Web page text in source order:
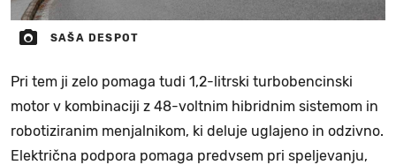
SAŠA DESPOT
Pri tem ji zelo pomaga tudi 1,2-litrski turbobencinski
motor v kombinaciji z 48-voltnim hibridnim sistemom in
robotiziranim menjalnikom, ki deluje uglajeno in odzivno.
Električna podpora pomaga predvsem pri speljevanju,